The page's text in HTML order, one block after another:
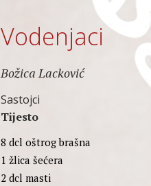
Vodenjaci
Božica Lacković
Sastojci
Tijesto
8 dcl oštrog brašna
1 žlica šećera
2 dcl masti